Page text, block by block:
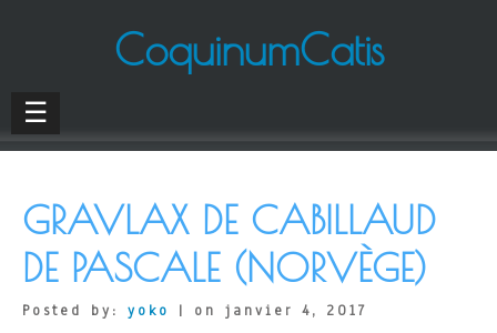
CoquinumCatis
☰
GRAVLAX DE CABILLAUD
DE PASCALE (NORVÈGE)
Posted by: yoko | on janvier 4, 2017